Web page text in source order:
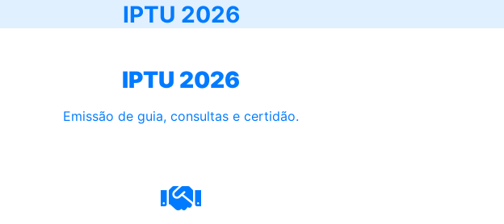
IPTU 2026
IPTU 2026
Emissão de guia, consultas e certidão.